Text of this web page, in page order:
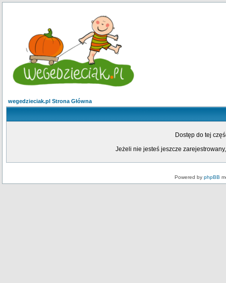
wegedzieciak.pl Strona Główna
Dostęp do tej
Jeżeli nie jesteś jeszcze
Powered by phpBB